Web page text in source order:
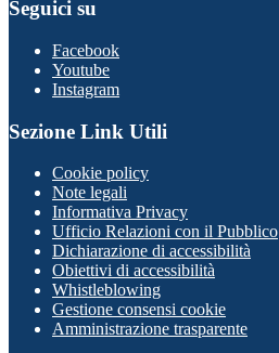
Seguici su
Facebook
Youtube
Instagram
Sezione Link Utili
Cookie policy
Note legali
Informativa Privacy
Ufficio Relazioni con il Pubblico
Dichiarazione di accessibilità
Obiettivi di accessibilità
Whistleblowing
Gestione consensi cookie
Amministrazione trasparente